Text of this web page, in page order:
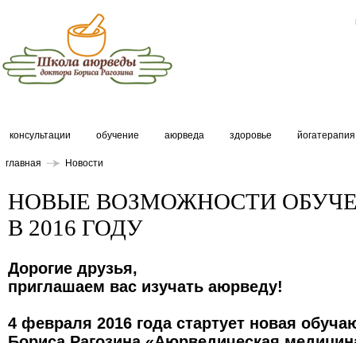
консультации обучение аюрведа здоровье йогатерапия
главная Новости
НОВЫЕ ВОЗМОЖНОСТИ
В 2016 ГОДУ
Дорогие друзья,
приглашаем вас изучать аюрведу!
4 февраля 2016 года стартует новая